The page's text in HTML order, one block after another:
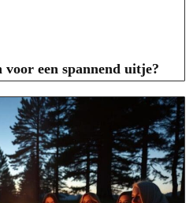
een spannend uitje?